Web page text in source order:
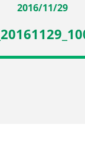
2016/11/29